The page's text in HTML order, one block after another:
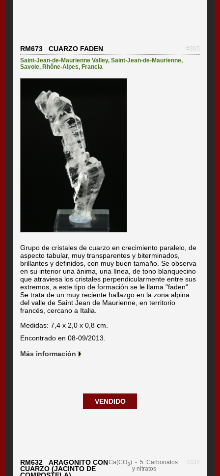
RM673 CUARZO FADEN
#365
Saint-Jean-de-Maurienne Valley,Saint-Jean-de-Maurienne,
Savoie,Rhône-Alpes,Francia
Grupo de cristales de cuarzo en crecimiento paralelo, de
aspecto tabular, muy transparentes y biterminados,
brillantes y definidos, con muy buen tamaño. Se observa
en su interior una ánima, una línea, de tono blanquecino
que atraviesa los cristales perpendicularmente entre sus
extremos, a este tipo de formación se le llama "faden".
Se trata de un muy reciente hallazgo en la zona alpina
del valle de Saint Jean de Maurienne, en territorio
francés, cercano a Italia.
Medidas: 7,4 x 2,0 x 0,8 cm.
Encontrado en 08-09/2013.
Más información
VENDIDO
RM632 ARAGONITO CON
CUARZO (JACINTO DE
Ca(CO3) - 5. Carbonatos
y nitratos
#332